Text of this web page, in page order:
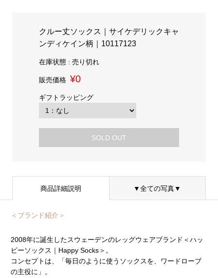
クルー丈ソックス｜サイケデリックキャ
ンディケイン柄｜10117123
在庫状態 : 売り切れ
販売価格 ¥0
ギフトラッピング
SOLD OUT
商品詳細説明 ▼全ての写真▼
＜ブランド紹介＞
2008年に誕生したスウェーデンのレッグウェアブランド＜ハッ
ピーソックス｜Happy Socks＞。
コンセプトは、「毎日のように使うソックスを、ワードローブ
の主役に」。